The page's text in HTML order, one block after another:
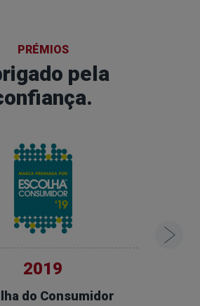
PRÉMIOS
pela
2019
do Consumidor